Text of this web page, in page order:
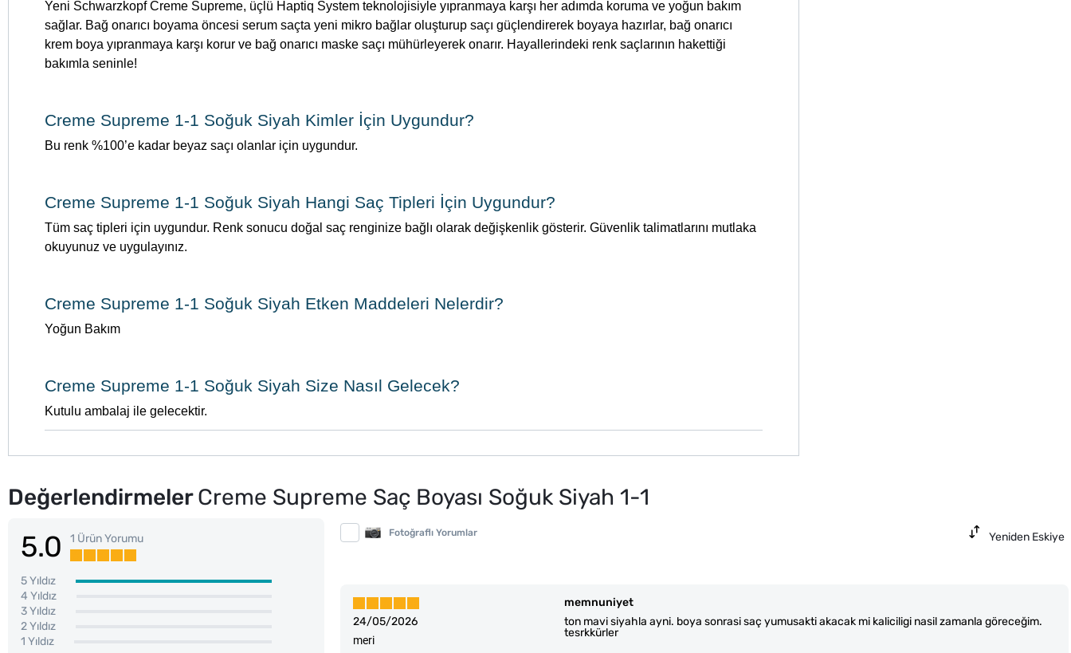
Yeni Schwarzkopf Creme Supreme, üçlü Haptiq System teknolojisiyle yıpranmaya karşı her adımda koruma ve yoğun bakım
sağlar. Bağ onarıcı boyama öncesi serum saçta yeni mikro bağlar oluşturup saçı güçlendirerek boyaya hazırlar, bağ onarıcı
krem boya yıpranmaya karşı korur ve bağ onarıcı maske saçı mühürleyerek onarır. Hayallerindeki renk saçlarının hakettiği
bakımla seninle!
Creme Supreme 1-1 Soğuk Siyah Kimler İçin Uygundur?
Bu renk %100’e kadar beyaz saçı olanlar için uygundur.
Creme Supreme 1-1 Soğuk Siyah Hangi Saç Tipleri İçin Uygundur?
Tüm saç tipleri için uygundur. Renk sonucu doğal saç renginize bağlı olarak değişkenlik gösterir. Güvenlik talimatlarını mutlaka
okuyunuz ve uygulayınız.
Creme Supreme 1-1 Soğuk Siyah Etken Maddeleri Nelerdir?
Yoğun Bakım
Creme Supreme 1-1 Soğuk Siyah Size Nasıl Gelecek?
Kutulu ambalaj ile gelecektir.
DeğerlendirmelerCreme Supreme Saç Boyası Soğuk Siyah 1-1
5.0 1 Ürün Yorumu
5 Yıldız
4 Yıldız
3 Yıldız
2 Yıldız
1 Yıldız
Fotoğraflı Yorumlar Yeniden Eskiye
24/05/2026
memnuniyet
ton mavi siyahla ayni. boya sonrasi saç yumusakti akacak mi kaliciligi nasil zamanla göreceğim.
tesrkkürler
meri